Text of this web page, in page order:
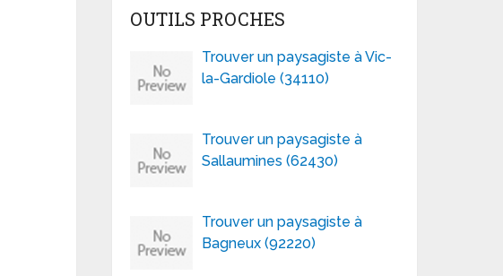
OUTILS PROCHES
Trouver un paysagiste à Vic-
la-Gardiole (34110)
Trouver un paysagiste à
Sallaumines (62430)
Trouver un paysagiste à
Bagneux (92220)